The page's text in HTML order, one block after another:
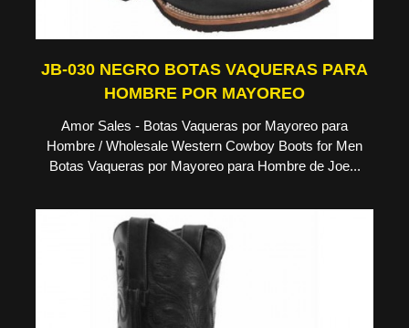
JB-030 NEGRO BOTAS VAQUERAS PARA
HOMBRE POR MAYOREO
Amor Sales - Botas Vaqueras por Mayoreo para
Hombre / Wholesale Western Cowboy Boots for Men
Botas Vaqueras por Mayoreo para Hombre de Joe...